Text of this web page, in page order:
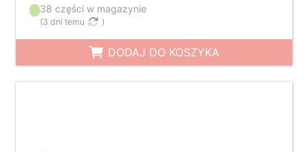
38 części w magazynie
(3 dni temu )
DODAJ DO KOSZYKA